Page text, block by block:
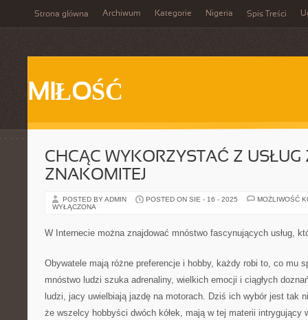
Strona główna Archiwum Kategorie Nigeria Spis Treści
MIŁOŚĆ
CHCĄC WYKORZYSTAĆ Z USŁUG
ZNAKOMITEJ
POSTED BY ADMIN POSTED ON SIE - 16 - 2025
MOŻLIWOŚĆ
WYŁĄCZONA
W Internecie można znajdować mnóstwo fascynujących usług,
Obywatele mają różne preferencje i hobby, każdy robi to, co mu
mnóstwo ludzi szuka adrenaliny, wielkich emocji i ciągłych
ludzi, jacy uwielbiają jazdę na motorach. Dziś ich wybór jest tak
że wszelcy hobbyści dwóch kółek, mają w tej materii intrygujący